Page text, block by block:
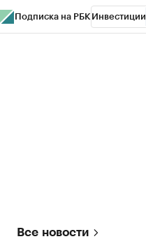
Подписка на РБК Инвестиции
Все новости